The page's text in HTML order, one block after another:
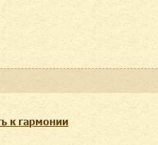
к гармонии